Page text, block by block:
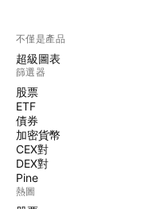
不僅是產品
超級圖表
篩選器
股票
ETF
債券
加密貨幣
CEX對
DEX對
Pine
熱圖